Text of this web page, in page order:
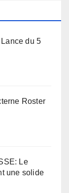
du 5
Roster
Le
une solide